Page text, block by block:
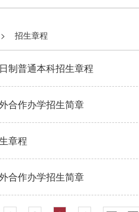
招生章程
制普通本科招生章程
合作办学招生简章
章程
合作办学招生简章